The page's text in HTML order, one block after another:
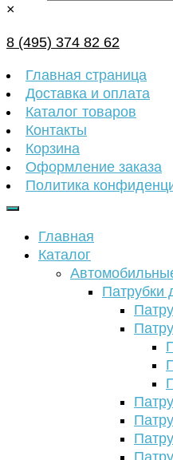
×
8 (495) 374 82 62
Главная страница
Доставка и оплата
Каталог товаров
Контакты
Корзина
Оформление заказа
Политика
Главная
Каталог
Патрубки